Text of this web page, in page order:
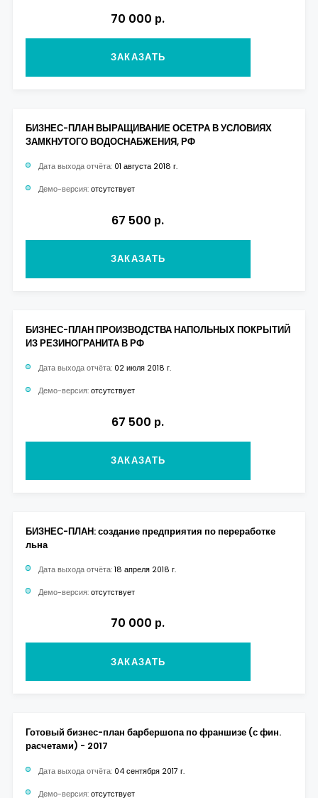
70 000 р.
ЗАКАЗАТЬ
БИЗНЕС-ПЛАН ВЫРАЩИВАНИЕ ОСЕТРА В УСЛОВИЯХ
ЗАМКНУТОГО ВОДОСНАБЖЕНИЯ, РФ
Дата выхода отчёта: 01 августа 2018 г.
Демо-версия: отсутствует
67 500 р.
ЗАКАЗАТЬ
БИЗНЕС-ПЛАН ПРОИЗВОДСТВА НАПОЛЬНЫХ ПОКРЫТИЙ
ИЗ РЕЗИНОГРАНИТА В РФ
Дата выхода отчёта: 02 июля 2018 г.
Демо-версия: отсутствует
67 500 р.
ЗАКАЗАТЬ
БИЗНЕС-ПЛАН: создание предприятия по переработке
льна
Дата выхода отчёта: 18 апреля 2018 г.
Демо-версия: отсутствует
70 000 р.
ЗАКАЗАТЬ
Готовый бизнес-план барбершопа по франшизе (с фин.
расчетами) - 2017
Дата выхода отчёта: 04 сентября 2017 г.
Демо-версия: отсутствует